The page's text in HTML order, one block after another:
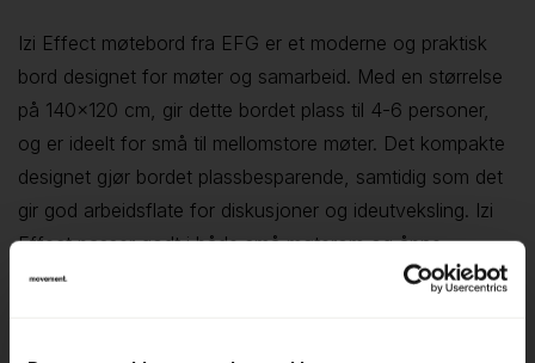
Izi Effect møtebord fra EFG er et moderne og praktisk
bord designet for møter og samarbeid. Med en størrelse
på 140x120 cm, gir dette bordet plass til 4-6 personer,
og er ideelt for små til mellomstore møter. Det kompakte
designet gjør bordet plassbesparende, samtidig som det
gir god arbeidsflate for diskusjoner og ideutveksling. Izi
Effect passer godt i både små møterom og åpne
kontormiljøer, og gir et stilrent og funksjonelt uttrykk.